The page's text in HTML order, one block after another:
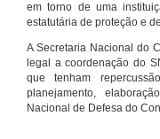
em torno de uma
estatutária de proteção e
A Secretaria Nacional do
legal a coordenação do
que tenham
planejamento,
Nacional de Defesa do